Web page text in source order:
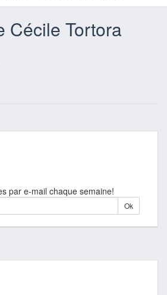
Cécile Tortora
par e-mail chaque semaine!